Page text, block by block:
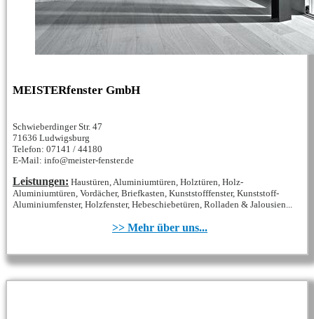
MEISTERfenster GmbH
Schwieberdinger Str. 47
71636 Ludwigsburg
Telefon: 07141 / 44180
E-Mail: info@meister-fenster.de
Leistungen: Haustüren, Aluminiumtüren, Holztüren, Holz-
Aluminiumtüren, Vordächer, Briefkasten, Kunststofffenster, Kunststoff-
Aluminiumfenster, Holzfenster, Hebeschiebetüren, Rolladen & Jalousien...
>> Mehr über uns...